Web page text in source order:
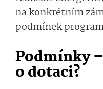
na konkrétním
podmínek
Podmínky
o dotaci?